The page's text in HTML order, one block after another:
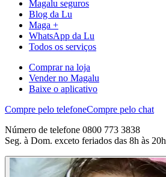
Magalu seguros
Blog da Lu
Maga +
WhatsApp da Lu
Todos os serviços
Comprar na loja
Vender no Magalu
Baixe o aplicativo
Compre pelo telefoneCompre pelo chat
Número de telefone 0800 773 3838
Seg. à Dom. exceto feriados das 8h às 20h